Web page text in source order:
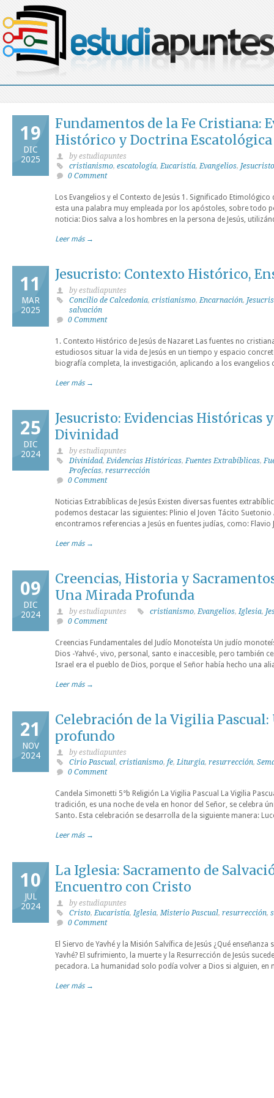
19
DIC
2025
Fundamentos de la Fe Cristiana:
Histórico y Doctrina Escatológica
by estudiapuntes
cristianismo, escatología,Eucaristía,Evangelios, Jesucristo
0 Comment
Los Evangelios y el Contexto de Jesús 1. Significado Etimológico
esta una palabra muy empleada por los apóstoles, sobre todo
noticia: Dios salva a los hombres en la persona de Jesús,
Leer más →
11
MAR
2025
Jesucristo: Contexto Histórico,
by estudiapuntes
Concilio de Calcedonia, cristianismo,Encarnación,
salvación
0 Comment
1. Contexto Histórico de Jesús de Nazaret Las fuentes no
estudiosos situar la vida de Jesús en un tiempo y espacio
biografía completa, la investigación, aplicando a los evangelios
Leer más →
25
DIC
2024
Jesucristo: Evidencias Históricas
Divinidad
by estudiapuntes
Divinidad,Evidencias Históricas,Fuentes Extrabíblicas,
Profecías, resurrección
0 Comment
Noticias Extrabíblicas de Jesús Existen diversas fuentes
podemos destacar las siguientes: Plinio el Joven Tácito Suetonio
encontramos referencias a Jesús en fuentes judías, como: Flavio
Leer más →
09
DIC
2024
Creencias, Historia y
Una Mirada Profunda
by estudiapuntes cristianismo,Evangelios,Iglesia,
0 Comment
Creencias Fundamentales del Judío Monoteísta Un judío
Dios -Yahvé-, vivo, personal, santo e inaccesible, pero también
Israel era el pueblo de Dios, porque el Señor había hecho una
Leer más →
21
NOV
2024
Celebración de la Vigilia
profundo
by estudiapuntes
Cirio Pascual, cristianismo, fe,Liturgia, resurrección,
0 Comment
Candela Simonetti 5°b Religión La Vigilia Pascual La Vigilia
tradición, es una noche de vela en honor del Señor, se celebra
Santo. Esta celebración se desarrolla de la siguiente manera:
Leer más →
10
JUL
2024
La Iglesia: Sacramento de
Encuentro con Cristo
by estudiapuntes
Cristo,Eucaristía,Iglesia,Misterio Pascual, resurrección,
0 Comment
El Siervo de Yavhé y la Misión Salvífica de Jesús ¿Qué
Yavhé? El sufrimiento, la muerte y la Resurrección de Jesús
pecadora. La humanidad solo podía volver a Dios si alguien, en
Leer más →